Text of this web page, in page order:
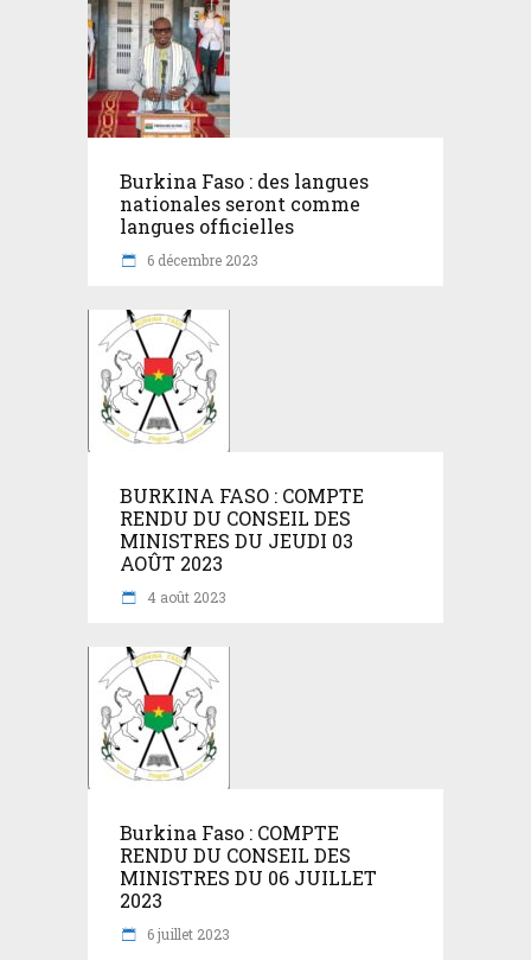
Burkina Faso : des langues
nationales seront comme
langues officielles
6 décembre 2023
BURKINA FASO : COMPTE
RENDU DU CONSEIL DES
MINISTRES DU JEUDI 03
AOÛT 2023
4 août 2023
Burkina Faso : COMPTE
RENDU DU CONSEIL DES
MINISTRES DU 06 JUILLET
2023
6 juillet 2023